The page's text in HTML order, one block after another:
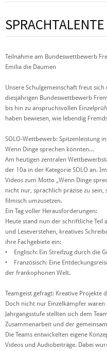
Teilnahme am Bundeswettbewerb
Emilia die Daumen
Unsere Schulgemeinschaft freut
diesjährigen Bundeswettbewerb
bis hin zu anspruchsvollen
haben bewiesen, wie lebendig
SOLO-Wettbewerb: Spitzenleistung
Wenn Dinge sprechen könnten…
Am heutigen zentralen
der 10a in der Kategorie SOLO an.
Videos zum Motto „Wenn Dinge
nicht nur, sprachlich präzise zu
filmisch umzusetzen.
Ein Tag voller Herausforderungen:
Heute stand nun der schriftliche
und Leseverstehen, kreatives
ihre Fachgebiete ein:
• Englisch: Ein Streifzug durch die
• Französisch: Eine
der frankophonen Welt.
Teamgeist gefragt: Kreative Projekte
Doch nicht nur Einzelkämpfer
Jahrgangsstufe stellten sich dem
Zusammenarbeit und der
Die Teams entwickelten eigene
Videos und Audiobeiträge. Dabei